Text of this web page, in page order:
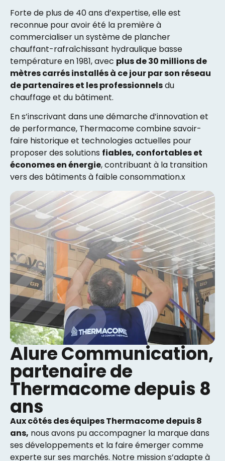
Forte de plus de 40 ans d’expertise, elle est
reconnue pour avoir été la première à
commercialiser un système de plancher
chauffant-rafraîchissant hydraulique basse
température en 1981, avec plus de 30 millions de
mètres carrés installés à ce jour par son réseau
de partenaires et les professionnelsdu
chauffage et du bâtiment.
En s’inscrivant dans une démarche d’innovation et
de performance, Thermacome combine savoir-
faire historique et technologies actuelles pour
proposer des solutions fiables, confortables et
économes en énergie, contribuant à la transition
vers des bâtiments à faible consommation.x
Alure Communication,
partenaire de
Thermacome depuis 8
ans
Aux côtés des équipes Thermacome depuis 8
ans, nous avons pu accompagner la marque dans
ses développements et la faire émerger comme
experte sur ses marchés. Notre mission s’adapte à